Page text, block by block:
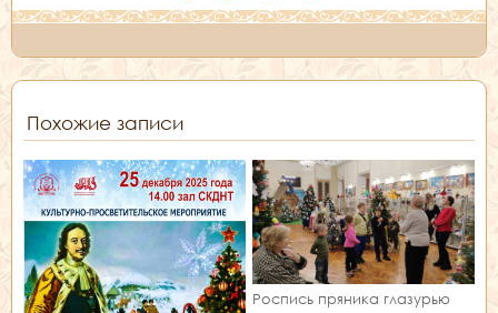
Похожие записи
Роспись пряника глазурью